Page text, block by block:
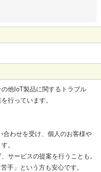
他IoT製品に関するトラブル
行っています。
合わせを受け、個人のお客様や
。
サービスの提案を行うことも。
手」という方も安心です。